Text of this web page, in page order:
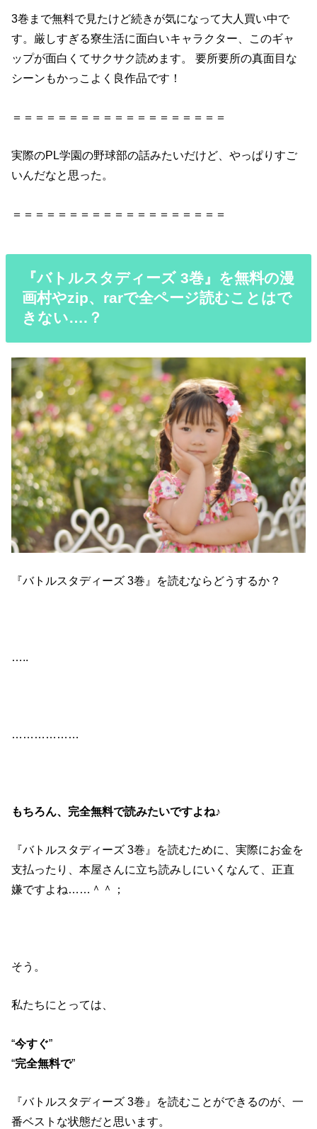
3巻まで無料で見たけど続きが気になって大人買い中で
す。厳しすぎる寮生活に面白いキャラクター、このギャ
ップが面白くてサクサク読めます。 要所要所の真面目な
シーンもかっこよく良作品です！
＝＝＝＝＝＝＝＝＝＝＝＝＝＝＝＝＝＝＝
実際のPL学園の野球部の話みたいだけど、やっぱりすご
いんだなと思った。
＝＝＝＝＝＝＝＝＝＝＝＝＝＝＝＝＝＝＝
『バトルスタディーズ 3巻』を無料の漫
画村やzip、rarで全ページ読むことはで
きない….？
『バトルスタディーズ 3巻』を読むならどうするか？
…..
………………
もちろん、完全無料で読みたいですよね♪
『バトルスタディーズ 3巻』を読むために、実際にお金を
支払ったり、本屋さんに立ち読みしにいくなんて、正直
嫌ですよね……＾＾；
そう。
私たちにとっては、
“今すぐ”
“完全無料で”
『バトルスタディーズ 3巻』を読むことができるのが、一
番ベストな状態だと思います。